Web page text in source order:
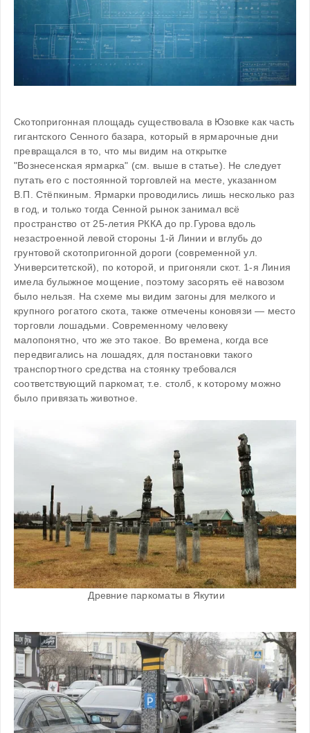
Скотопригонная площадь существовала в Юзовке как часть
гигантского Сенного базара, который в ярмарочные дни
превращался в то, что мы видим на открытке
"Вознесенская ярмарка" (см. выше в статье). Не следует
путать его с постоянной торговлей на месте, указанном
В.П. Стёпкиным. Ярмарки проводились лишь несколько раз
в год, и только тогда Сенной рынок занимал всё
пространство от 25-летия РККА до пр.Гурова вдоль
незастроенной левой стороны 1-й Линии и вглубь до
грунтовой скотопригонной дороги (современной ул.
Университетской), по которой, и пригоняли скот. 1-я Линия
имела булыжное мощение, поэтому засорять её навозом
было нельзя. На схеме мы видим загоны для мелкого и
крупного рогатого скота, также отмечены коновязи — место
торговли лошадьми. Современному человеку
малопонятно, что же это такое. Во времена, когда все
передвигались на лошадях, для постановки такого
транспортного средства на стоянку требовался
соответствующий паркомат, т.е. столб, к которому можно
было привязать животное.
Древние паркоматы в Якутии